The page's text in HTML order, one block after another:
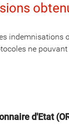
indemnisations
ne
d'Etat